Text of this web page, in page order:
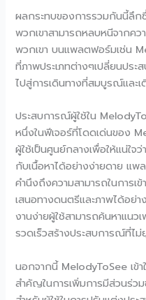
ผลกระทบของการรวมกันนี้ลึก
พวกเขาสามารถหลบหนีจากค
พวกเขา บนแพลตฟอร์มเช่น
ที่ภาพประเภทต่างๆเปลี่ยนปร
ไปสู่การเดินทางที่สมบูรณ์และ
ประสบการณ์ผู้ใช้ใน
หนึ่งในฟีเจอร์ที่โดดเด่นของ
ผู้ใช้เป็นศูนย์กลางเพื่อให้แน่ใจ
กับเนื้อหาได้อย่างง่ายดาย แ
คำนึงถึงความสามารถในการเ
เสนอทางดนตรีและภาพได้อย่
งานง่ายผู้ใช้สามารถค้นหาแน
รวดเร็วสร้างประสบการณ์ที่ไม่
นอกจากนี้ MelodyToSee เข้
สำคัญในการเพิ่มการมีส่วนร่